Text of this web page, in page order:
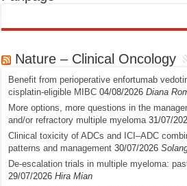
Nature – Clinical Oncology
Benefit from perioperative enfortumab
cisplatin-eligible MIBC 04/08/2026 Diana
More options, more questions in the
and/or refractory multiple myeloma 31/07/
Clinical toxicity of ADCs and ICI–ADC
patterns and management 30/07/2026
De-escalation trials in multiple myeloma:
29/07/2026 Hira Mian